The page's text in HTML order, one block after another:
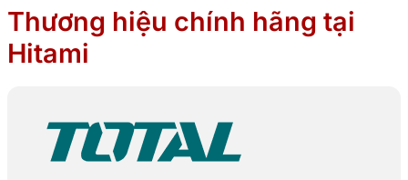
Thương hiệu chính hãng tại
Hitami